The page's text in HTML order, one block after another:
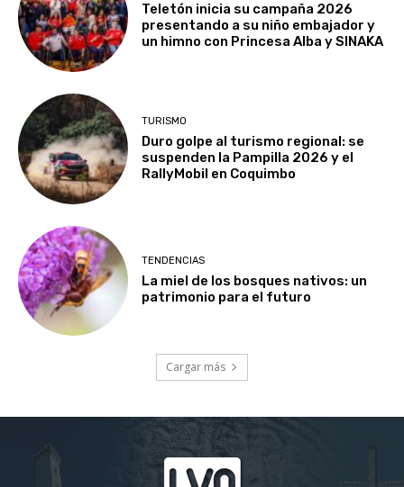
Teletón inicia su campaña 2026
presentando a su niño embajador y
un himno con Princesa Alba y SINAKA
TURISMO
Duro golpe al turismo regional: se
suspenden la Pampilla 2026 y el
RallyMobil en Coquimbo
TENDENCIAS
La miel de los bosques nativos: un
patrimonio para el futuro
Cargar más